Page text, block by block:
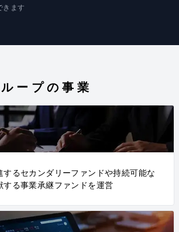
きます
ープの事業
するセカンダリーファンドや持続可能な
する事業承継ファンドを運営